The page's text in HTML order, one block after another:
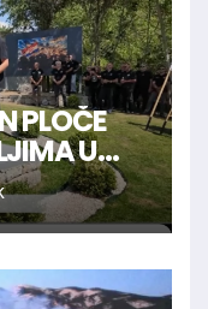
PLOČE
U